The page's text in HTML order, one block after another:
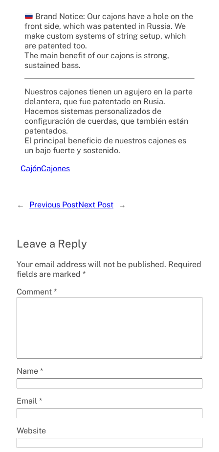
Brand Notice: Our cajons have a hole on the
front side, which was patented in Russia. We
make custom systems of string setup, which
are patented too.
The main benefit of our cajons is strong,
sustained bass.
Nuestros cajones tienen un agujero en la parte
delantera, que fue patentado en Rusia.
Hacemos sistemas personalizados de
configuración de cuerdas, que también están
patentados.
El principal beneficio de nuestros cajones es
un bajo fuerte y sostenido.
CajónCajones
← Previous PostNext Post →
Leave a Reply
Your email address will not be published. Required
fields are marked *
Comment *
Name *
Email *
Website